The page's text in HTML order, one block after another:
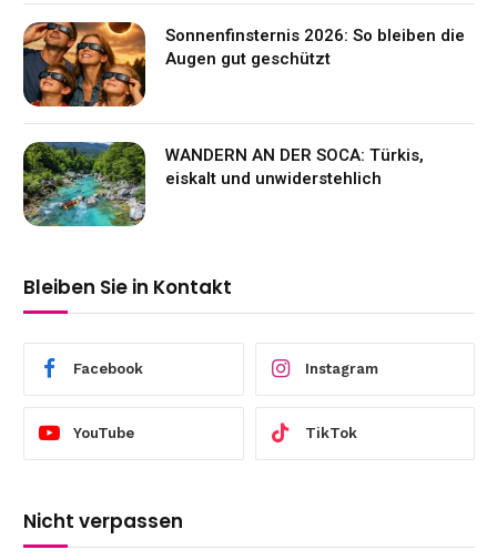
Sonnenfinsternis 2026: So bleiben die
Augen gut geschützt
WANDERN AN DER SOCA: Türkis,
eiskalt und unwiderstehlich
Bleiben Sie in Kontakt
Facebook Instagram
YouTube TikTok
Nicht verpassen